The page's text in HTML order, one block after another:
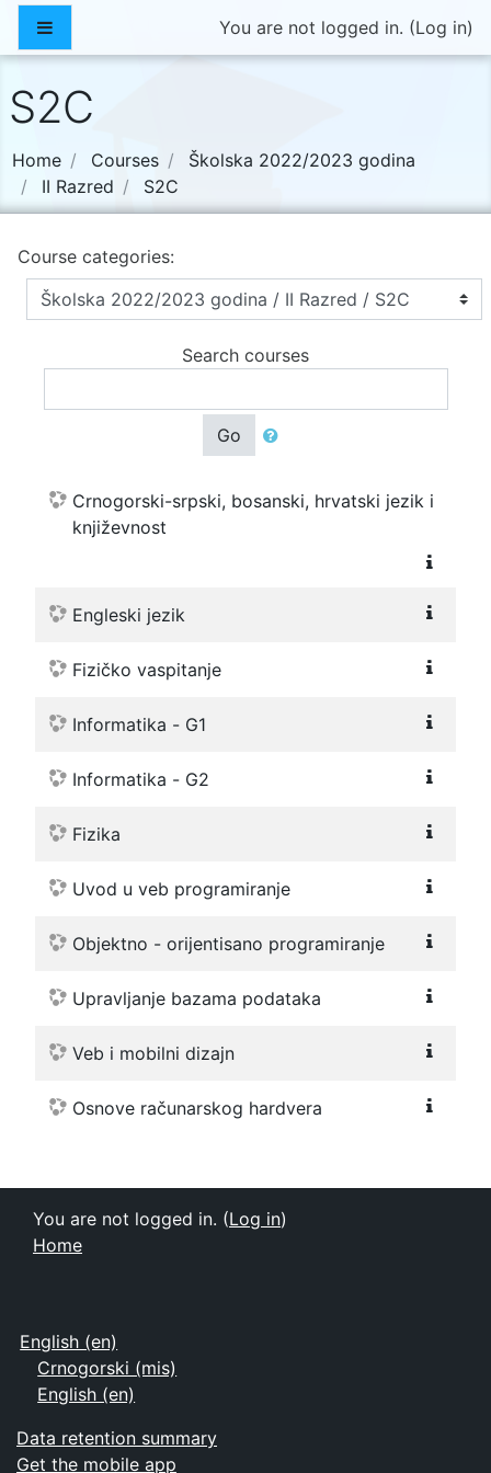
Skip to main content
You are not logged in. (Log in)
S2C
Home Courses
Školska 2022/2023 godina
II Razred
S2C
Course categories:
Search courses
Go
Crnogorski-srpski, bosanski, hrvatski jezik i
književnost
Engleski jezik
Fizičko vaspitanje
Informatika - G1
Informatika - G2
Fizika
Uvod u veb programiranje
Objektno - orijentisano programiranje
Upravljanje bazama podataka
Veb i mobilni dizajn
Osnove računarskog hardvera
You are not logged in. (Log in)
Home
English ‎(en)‎
Crnogorski ‎(mis)‎
English ‎(en)‎
Data retention summary
Get the mobile app